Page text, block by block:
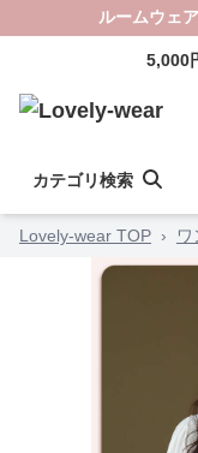
ルームウェ
5,000
カテゴリ検索
Lovely-wear TOP ›